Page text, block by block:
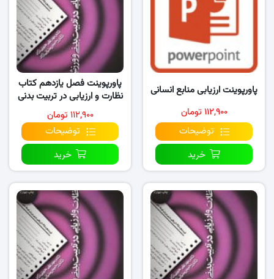
پاورپوینت ارزیابی منابع انسانی
۱۱۲,۹۰۰ تومان
توضیحات
خرید
پاورپوینت فصل یازدهم کتاب
نظارت و ارزیابی در تربیت بدنی
و ورزش
۱۱۲,۹۰۰ تومان
توضیحات
خرید